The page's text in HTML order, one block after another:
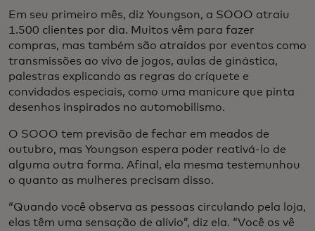
Em seu primeiro mês, diz Youngson, a SOOO atraiu
1.500 clientes por dia. Muitos vêm para fazer
compras, mas também são atraídos por eventos como
transmissões ao vivo de jogos, aulas de ginástica,
palestras explicando as regras do críquete e
convidados especiais, como uma manicure que pinta
desenhos inspirados no automobilismo.
O SOOO tem previsão de fechar em meados de
outubro, mas Youngson espera poder reativá-lo de
alguma outra forma. Afinal, ela mesma testemunhou
o quanto as mulheres precisam disso.
“Quando você observa as pessoas circulando pela loja,
elas têm uma sensação de alívio”, diz ela. “Você os vê